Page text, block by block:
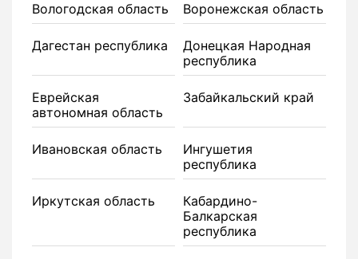
Вологодская область Воронежская область
Дагестан республика
Донецкая Народная
республика
Еврейская
автономная область
Забайкальский край
Ивановская область
Ингушетия
республика
Иркутская область
Кабардино-
Балкарская
республика